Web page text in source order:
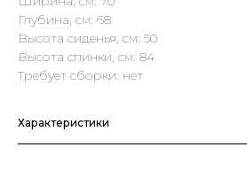
Глубина, см: 68
Высота сиденья, см: 50
Высота спинки, см: 84
Требует сборки: нет
Характеристики